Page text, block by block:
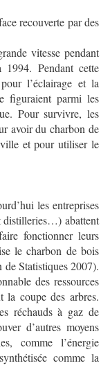
recouverte par des
vitesse pendant
Pendant cette
l’éclairage et la
figuraient parmi les
Pour survivre, les
avoir du charbon de
et pour utiliser le
les entreprises
distilleries…) abattent
fonctionner leurs
le charbon de bois
Statistiques 2007).
des ressources
la coupe des arbres.
réchauds à gaz de
d’autres moyens
comme l’énergie
comme la